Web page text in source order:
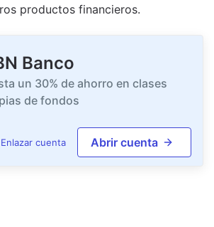
productos financieros.
Banco
un 30% de ahorro en clases
de fondos
Enlazar cuenta Abrir cuenta